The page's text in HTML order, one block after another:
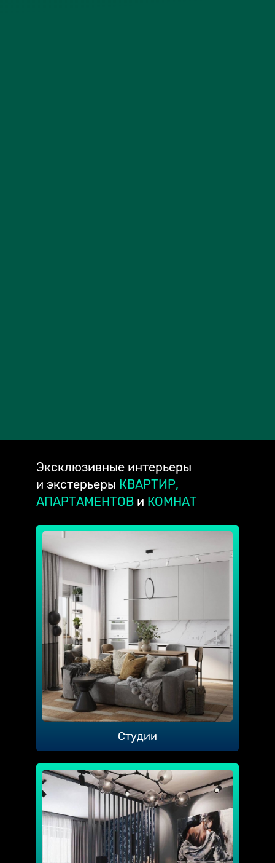
Эксклюзивные интерьеры
и экстерьеры КВАРТИР,
АПАРТАМЕНТОВ и КОМНАТ
Студии